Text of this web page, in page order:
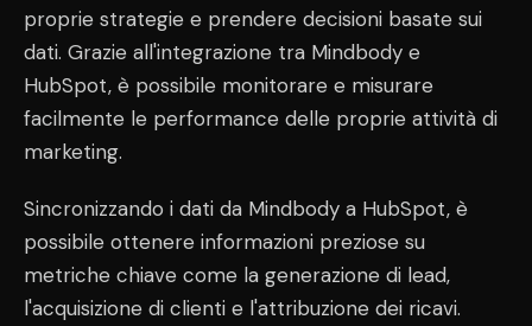
proprie strategie e prendere decisioni basate sui
dati. Grazie all'integrazione tra Mindbody e
HubSpot, è possibile monitorare e misurare
facilmente le performance delle proprie attività di
marketing.
Sincronizzando i dati da Mindbody a HubSpot, è
possibile ottenere informazioni preziose su
metriche chiave come la generazione di lead,
l'acquisizione di clienti e l'attribuzione dei ricavi.